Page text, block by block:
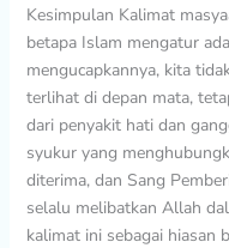
Kesimpulan Kalimat
betapa Islam mengatur
mengucapkannya, kita
terlihat di depan mata,
dari penyakit hati dan
syukur yang
diterima, dan Sang
selalu melibatkan Allah
kalimat ini sebagai hiasan